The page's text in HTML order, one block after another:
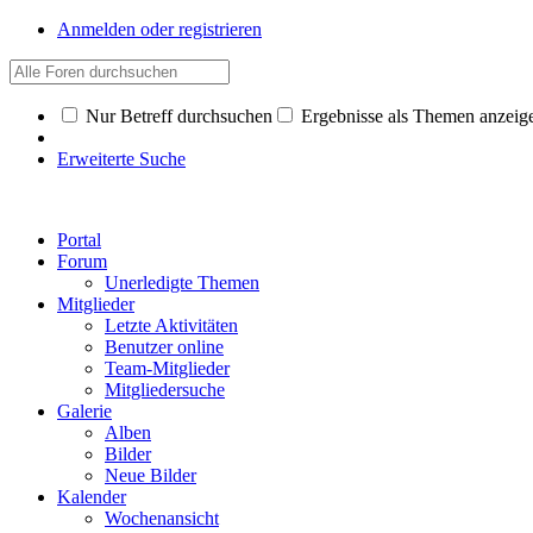
Anmelden oder registrieren
Nur Betreff durchsuchen Ergebnisse als Themen
Erweiterte Suche
Portal
Forum
Unerledigte Themen
Mitglieder
Letzte Aktivitäten
Benutzer online
Team-Mitglieder
Mitgliedersuche
Galerie
Alben
Bilder
Neue Bilder
Kalender
Wochenansicht